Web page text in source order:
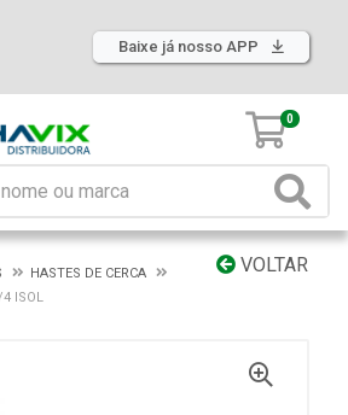
Baixe já nosso APP
0
VOLTAR
HASTES DE CERCA
4 ISOL